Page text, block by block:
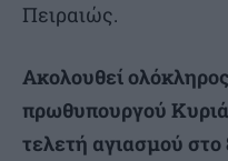
Πειραιώς.
Ακολουθεί
πρωθυπουργού
τελετή αγιασμού